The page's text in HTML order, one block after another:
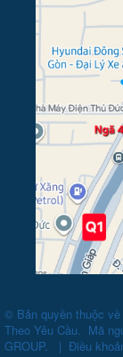
© Bản quyền thuộc về
Theo Yêu Cầu. Mã
GROUP. | Điều